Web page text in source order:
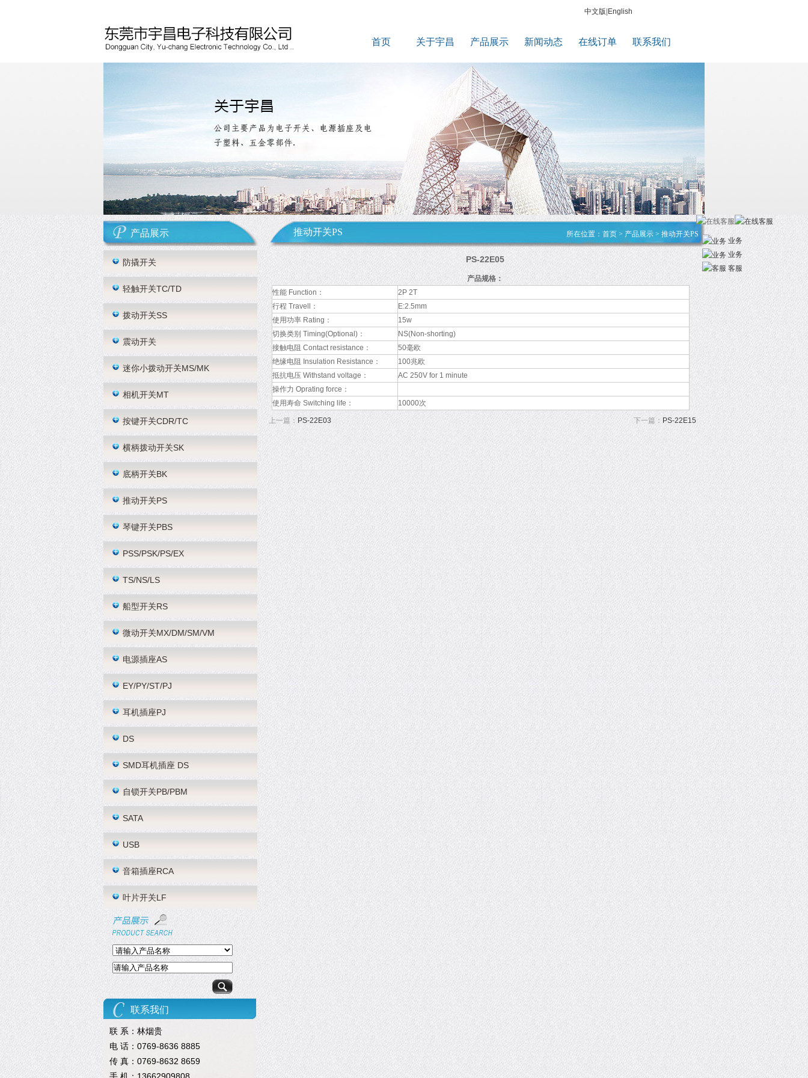
中文版 English
首页 关于宇昌 产品展示 新闻动态 在线订单 联系我们
产品展示
防撬开关
轻触开关TC/TD
拨动开关SS
震动开关
迷你小拨动开关MS/MK
相机开关MT
按键开关CDR/TC
横柄拨动开关SK
底柄开关BK
推动开关PS
琴键开关PBS
PSS/PSK/PS/EX
TS/NS/LS
船型开关RS
微动开关MX/DM/SM/VM
电源插座AS
EY/PY/ST/PJ
耳机插座PJ
DS
SMD耳机插座 DS
自锁开关PB/PBM
SATA
USB
音箱插座RCA
叶片开关LF
联系我们
联 系：林烟贵
电 话：0769-8636 8885
传 真：0769-8632 8659
所在位置： 首页 > 产品展示 > 推动开关PS
推动开关PS
PS-22E05
产品规格：
性能 Function：
2P 2T
行程 Travell：
E:2.5mm
使用功率 Rating：
15w
切换类别 Timing(Optional)：
NS(Non-shorting)
接触电阻 Contact resistance：
50毫欧
绝缘电阻 Insulation Resistance：
100兆欧
抵抗电压 Withstand voltage：
AC 250V for 1 minute
操作力 Oprating force：
使用寿命 Switching life：
10000次
上一篇： PS-22E03 下一篇： PS-22E15
业务
业务
客服